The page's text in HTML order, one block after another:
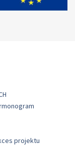
projektu